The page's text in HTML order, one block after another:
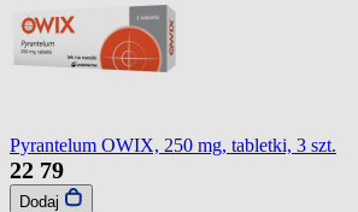
Pyrantelum OWIX, 250 mg, tabletki, 3 szt.
22 79
Dodaj